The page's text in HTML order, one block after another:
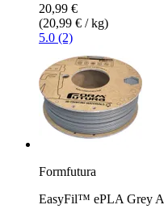
20,99 €
(20,99 € / kg)
5.0 (2)
Formfutura
EasyFil™ ePLA Grey